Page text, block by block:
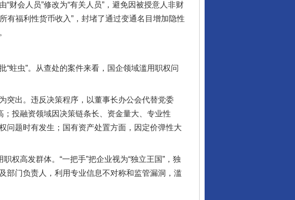
财会人员”修改为“有关人员”，避免因被授意人非财
有福利性货币收入”，封堵了通过变通名目增加隐性
虫”。从查处的案件来看，国企领域滥用职权问
出。违反决策程序，以董事长办公会代替党委
投融资领域因决策链条长、资金量大、专业性
问题时有发生；国有资产处置方面，因定价弹性大
高发群体。“一把手”把企业视为“独立王国”，独
部门负责人，利用专业信息不对称和监管漏洞，滥